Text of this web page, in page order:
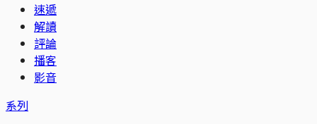
速遞
解讀
評論
播客
影音
系列